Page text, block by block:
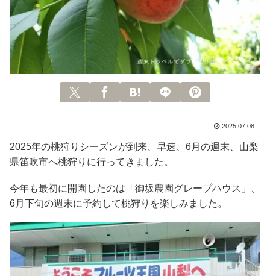
2025.07.08
2025年の桃狩りシーズンが到来、早速、6月の週末、山梨
県笛吹市へ桃狩りに行ってきました。
今年も最初に開園したのは「御坂農園グレープハウス」、
6月下旬の週末に予約して桃狩りを楽しみました。